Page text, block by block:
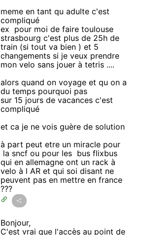
meme en tant qu adulte c'est
compliqué
ex pour moi de faire toulouse
strasbourg c'est plus de 25h de
train (si tout va bien ) et 5
changements si je veux prendre
mon velo sans jouer à tetris ....
alors quand on voyage et qu on a
du temps pourquoi pas
sur 15 jours de vacances c'est
compliqué
et ca je ne vois guère de solution
à part peut etre un miracle pour
la sncf ou pour les bus flixbus
qui en allemagne ont un rack à
velo à l AR et qui soi disant ne
peuvent pas en mettre en france
???
Bonjour,
C'est vrai que l'accès au point de